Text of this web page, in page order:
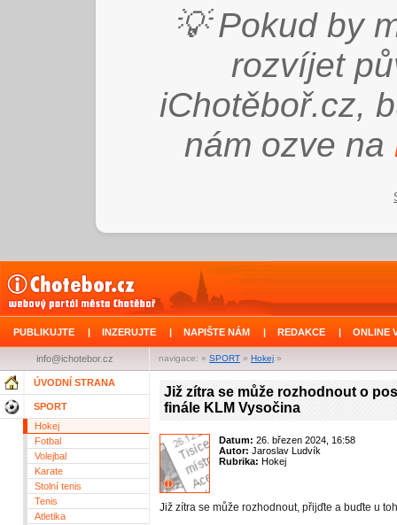
💡 Pokud by
rozvíjet
iChotěboř.cz,
nám ozve na
PUBLIKUJTE | INZERUJTE | NAPIŠTE NÁM | REDAKCE | ONLINE
navigace: » SPORT » Hokej »
info@ichotebor.cz
ÚVODNÍ STRANA
SPORT
Hokej
Fotbal
Volejbal
Karate
Stolní tenis
Tenis
Atletika
Již zítra se může rozhodnout o
finále KLM Vysočina
Datum: 26. březen 2024, 16:58
Autor: Jaroslav Ludvík
Rubrika: Hokej
Již zítra se může rozhodnout, přijďte a buďte u